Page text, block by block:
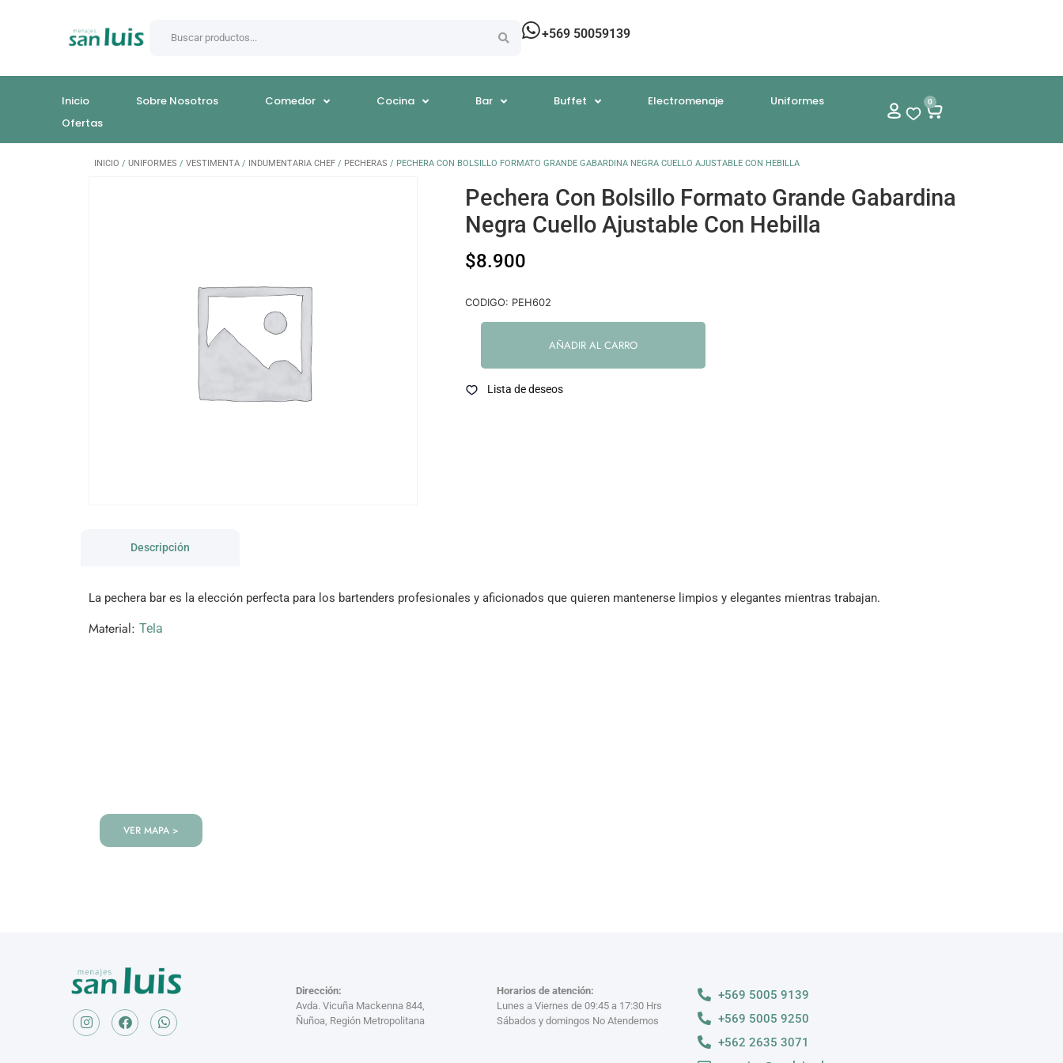
+569 50059139
Inicio Sobre Nosotros Comedor Cocina Bar Buffet Electromenaje
Uniformes
Ofertas
0
INICIO / UNIFORMES / VESTIMENTA / INDUMENTARIA CHEF / PECHERAS / PECHERA CON BOLSILLO FORMATO GRANDE GABARDINA NEGRA CUELLO AJUSTABLE CON HEBILLA
Pechera Con Bolsillo Formato Grande Gabardina
Negra Cuello Ajustable Con Hebilla
$8.900
CODIGO: PEH602
AÑADIR AL CARRO
Lista de deseos
Descripción
La pechera bar es la elección perfecta para los bartenders profesionales y aficionados que quieren mantenerse limpios y elegantes mientras trabajan.
Material: Tela
VER MAPA >
Dirección:
Avda. Vicuña Mackenna 844,
Ñuñoa, Región Metropolitana
Horarios de atención:
Lunes a Viernes de 09:45 a 17:30 Hrs
Sábados y domingos No Atendemos
+569 5005 9139
+569 5005 9250
+562 2635 3071